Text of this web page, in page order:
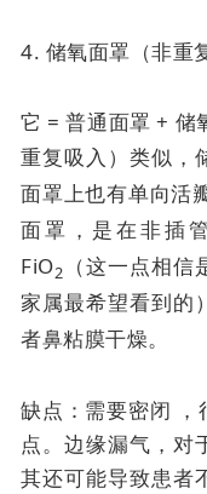
4. 储氧面罩（非重
它 = 普通面罩 + 储
重复吸入）类似，
面罩上也有单向活
面罩，是在非插
FiO2
（这一点相
家属最希望看到的
者鼻粘膜干燥。
缺点：需要密闭
点。边缘漏气，对
其还可能导致患者